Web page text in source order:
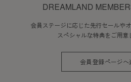
DREAMLAND
会員ステージに応じた先行セールや
スペシャルな特典をご用意
会員登録ページへ